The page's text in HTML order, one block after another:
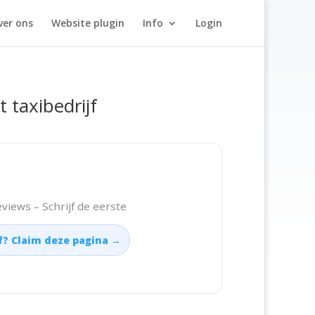
ons Website plugin Info Login
taxibedrijf
– Schrijf de eerste
Claim deze pagina →